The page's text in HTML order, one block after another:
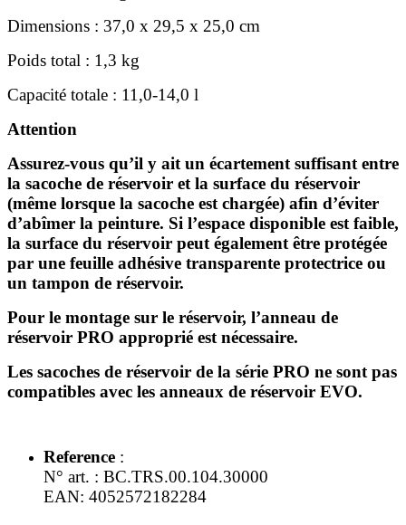
Dimensions : 37,0 x 29,5 x 25,0 cm
Poids total : 1,3 kg
Capacité totale : 11,0-14,0 l
Attention
Assurez-vous qu’il y ait un écartement suffisant entre
la sacoche de réservoir et la surface du réservoir
(même lorsque la sacoche est chargée) afin d’éviter
d’abîmer la peinture. Si l’espace disponible est faible,
la surface du réservoir peut également être protégée
par une feuille adhésive transparente protectrice ou
un tampon de réservoir.
Pour le montage sur le réservoir, l’anneau de
réservoir PRO approprié est nécessaire.
Les sacoches de réservoir de la série PRO ne sont pas
compatibles avec les anneaux de réservoir EVO.
Reference :
N° art. : BC.TRS.00.104.30000
EAN: 4052572182284